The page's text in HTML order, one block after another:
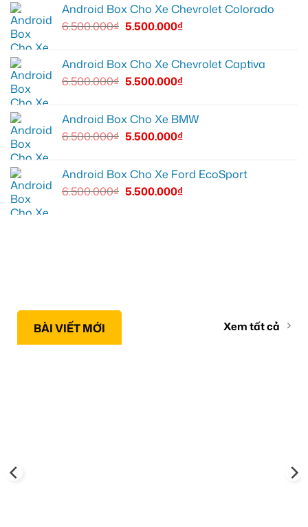
Android Box Cho Xe Chevrolet Colorado
6.500.000₫ 5.500.000₫
Android Box Cho Xe Chevrolet Captiva
6.500.000₫ 5.500.000₫
Android Box Cho Xe BMW
6.500.000₫ 5.500.000₫
Android Box Cho Xe Ford EcoSport
6.500.000₫ 5.500.000₫
BÀI VIẾT MỚI Xem tất cả